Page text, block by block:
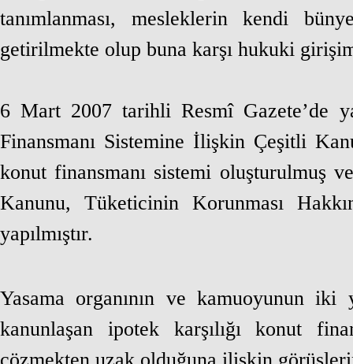
tanımlanması, mesleklerin kendi
getirilmekte olup buna karşı hukuki
6 Mart 2007 tarihli Resmî Gazete’de
Finansmanı Sistemine İlişkin Çeşitli
konut finansmanı sistemi oluşturulmuş
Kanunu, Tüketicinin Korunması
yapılmıştır.
Yasama organının ve kamuoyunun
kanunlaşan ipotek karşılığı konut